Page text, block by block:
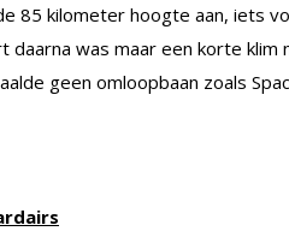
85 kilometer hoogte aan, iets
daarna was maar een korte klim
geen omloopbaan zoals